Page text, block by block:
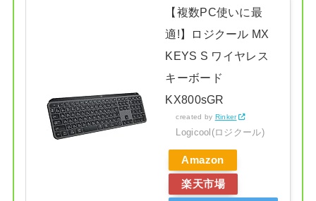
【複数PC使いに最
適!】ロジクール MX
KEYS S ワイヤレス
キーボード
KX800sGR
created by Rinker
Logicool(ロジクール)
Amazon
楽天市場